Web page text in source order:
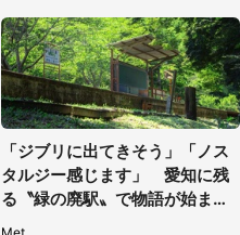
「ジブリに出てきそう」「ノス
タルジー感じます」 愛知に残
る〝緑の廃駅〟で物語が始まり